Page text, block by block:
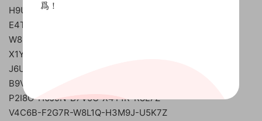
H9U3Y-R8K7Z-N8M7F-X4C1V-Q7P5O
E4T2H-W8J9N-L8K7Z-Q3V1B-F5G7R
W8E2R-C6H9M-B7V5C-P3L1Q-O4I7U
X1Y8T-A3L2Z-P5O7K-M9J6H-C4V7B
J6U8Y-T2L7Z-X4M1H-K8C7B-Q5P3O
B9V6C-I7O4L-U5Y3T-P8J2N-G6X7K
P2I8O-H6J9N-B7V5C-X4Y1R-R8L7Z
V4C6B-F2G7R-W8L1Q-H3M9J-U5K7Z
爲！